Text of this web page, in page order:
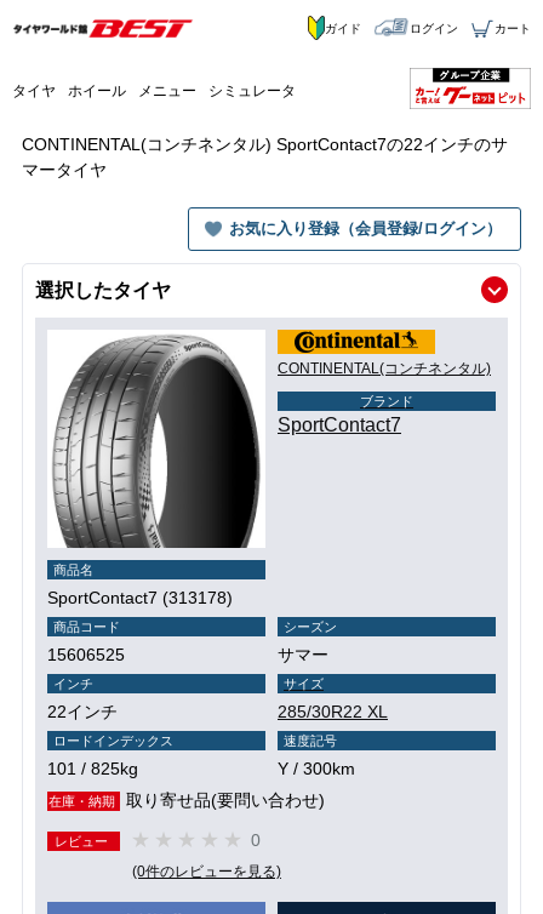
タイヤ ホイール メニュー シミュレータ
ガイド ログイン カート
CONTINENTAL(コンチネンタル) SportContact7の22インチのサ
マータイヤ
お気に入り登録（会員登録/ログイン）
選択したタイヤ
CONTINENTAL(コンチネンタル)
ブランド
SportContact7
商品名
SportContact7 (313178)
商品コード
15606525
シーズン
サマー
インチ
22インチ
サイズ
285/30R22 XL
ロードインデックス
101 / 825kg
速度記号
Y / 300km
在庫・納期 取り寄せ品(要問い合わせ)
レビュー 0
(0件のレビューを見る)